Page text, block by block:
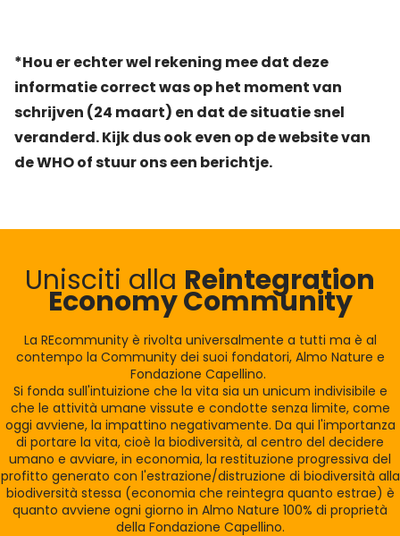
*Hou er echter wel rekening mee dat deze
informatie correct was op het moment van
schrijven (24 maart) en dat de situatie snel
veranderd. Kijk dus ook even op de website van
de WHO of stuur ons een berichtje.
Unisciti alla Reintegration
Economy Community
La REcommunity è rivolta universalmente a tutti ma è al
contempo la Community dei suoi fondatori, Almo Nature e
Fondazione Capellino.
Si fonda sull'intuizione che la vita sia un unicum indivisibile e
che le attività umane vissute e condotte senza limite, come
oggi avviene, la impattino negativamente. Da qui l'importanza
di portare la vita, cioè la biodiversità, al centro del decidere
umano e avviare, in economia, la restituzione progressiva del
profitto generato con l'estrazione/distruzione di biodiversità alla
biodiversità stessa (economia che reintegra quanto estrae) è
quanto avviene ogni giorno in Almo Nature 100% di proprietà
della Fondazione Capellino.